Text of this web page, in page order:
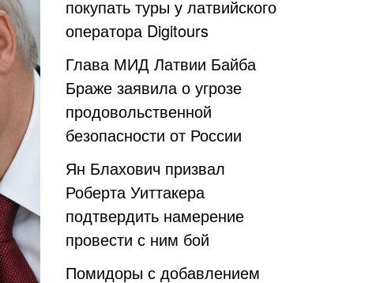
покупать туры у латвийского
оператора Digitours
Глава МИД Латвии Байба
Браже заявила о угрозе
продовольственной
безопасности от России
Ян Блахович призвал
Роберта Уиттакера
подтвердить намерение
провести с ним бой
Помидоры с добавлением